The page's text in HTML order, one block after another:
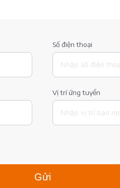
Số điện thoại
Vị trí ứng tuyển
Gửi